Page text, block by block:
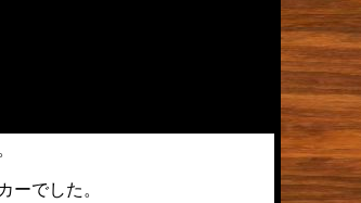
ーでした。